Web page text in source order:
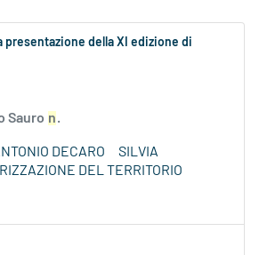
presentazione della XI edizione di
Sauro n.
DECARO
SILVIA
DEL TERRITORIO